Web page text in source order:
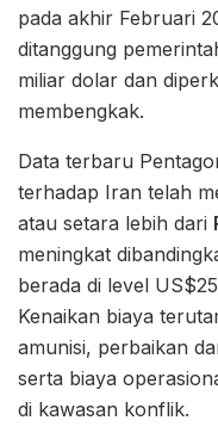
pada akhir Februari
ditanggung
miliar dolar dan
membengkak.
Data terbaru
terhadap Iran telah
atau setara lebih dari
meningkat
berada di level
Kenaikan biaya
amunisi, perbaikan
serta biaya
di kawasan konflik.